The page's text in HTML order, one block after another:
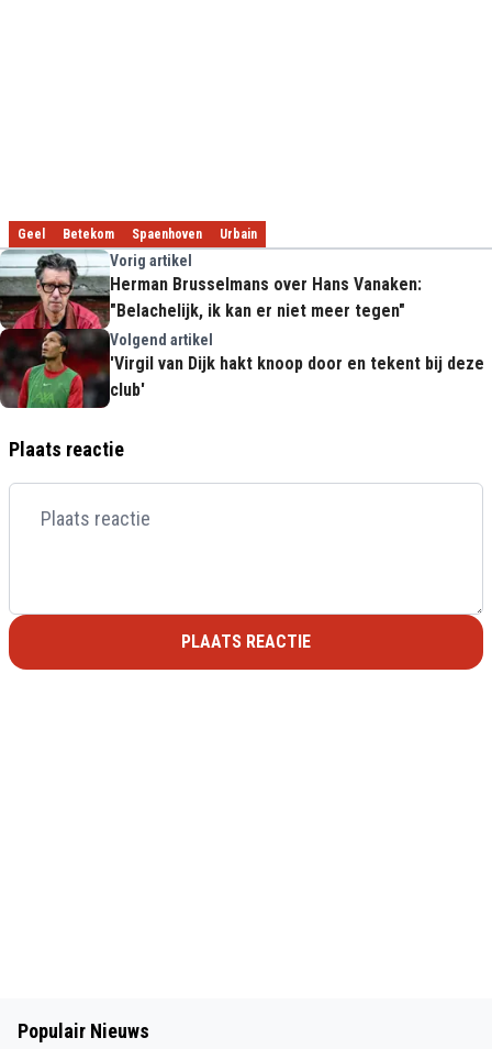
Geel Betekom Spaenhoven Urbain
Vorig artikel
Herman Brusselmans over Hans Vanaken:
"Belachelijk, ik kan er niet meer tegen"
Volgend artikel
'Virgil van Dijk hakt knoop door en tekent bij deze
club'
Plaats reactie
PLAATS REACTIE
Populair Nieuws